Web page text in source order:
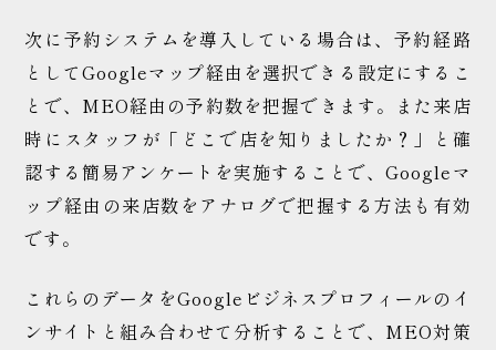
次に予約システムを導入している場合は、予約経路
としてGoogleマップ経由を選択できる設定にするこ
とで、MEO経由の予約数を把握できます。また来店
時にスタッフが「どこで店を知りましたか？」と確
認する簡易アンケートを実施することで、Googleマ
ップ経由の来店数をアナログで把握する方法も有効
です。
これらのデータをGoogleビジネスプロフィールのイ
ンサイトと組み合わせて分析することで、MEO対策